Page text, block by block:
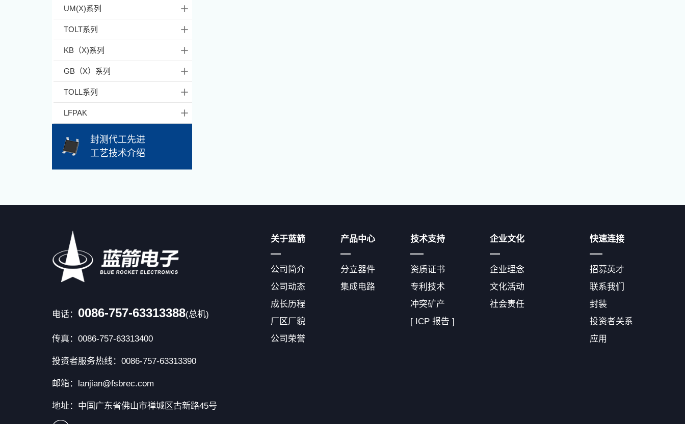
UM(X)系列
TOLT系列
KB（X)系列
GB（X）系列
TOLL系列
LFPAK
封测代工先进
工艺技术介绍
电话： 0086-757-63313388(总机)
传真：0086-757-63313400
投资者服务热线：0086-757-63313390
邮箱：lanjian@fsbrec.com
地址：中国广东省佛山市禅城区古新路45号
关于蓝箭
公司简介
公司动态
成长历程
厂区厂貌
公司荣誉
产品中心
分立器件
集成电路
技术支持
资质证书
专利技术
冲突矿产
[ ICP 报告 ]
企业文化
企业理念
文化活动
社会责任
快速连接
招募英才
联系我们
封装
投资者关系
应用